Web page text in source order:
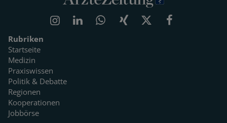
Rubriken
Startseite
Medizin
Praxiswissen
Politik & Debatte
Regionen
Kooperationen
Jobbörse